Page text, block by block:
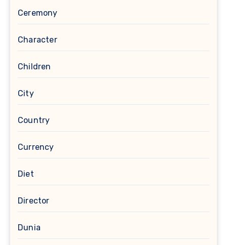
Ceremony
Character
Children
City
Country
Currency
Diet
Director
Dunia